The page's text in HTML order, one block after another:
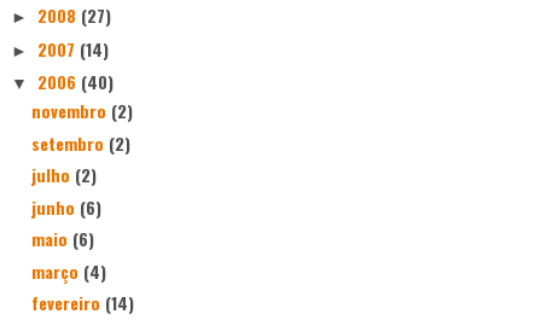
► 2008 (27)
► 2007 (14)
▼ 2006 (40)
novembro (2)
setembro (2)
julho (2)
junho (6)
maio (6)
março (4)
fevereiro (14)